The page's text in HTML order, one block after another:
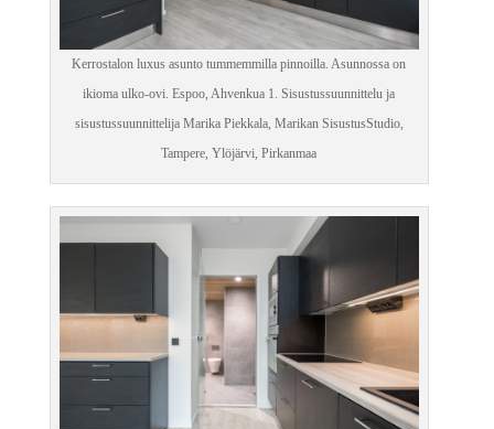
Kerrostalon luxus asunto tummemmilla pinnoilla. Asunnossa on
ikioma ulko-ovi. Espoo, Ahvenkua 1. Sisustussuunnittelu ja
sisustussuunnittelija Marika Piekkala, Marikan SisustusStudio,
Tampere, Ylöjärvi, Pirkanmaa